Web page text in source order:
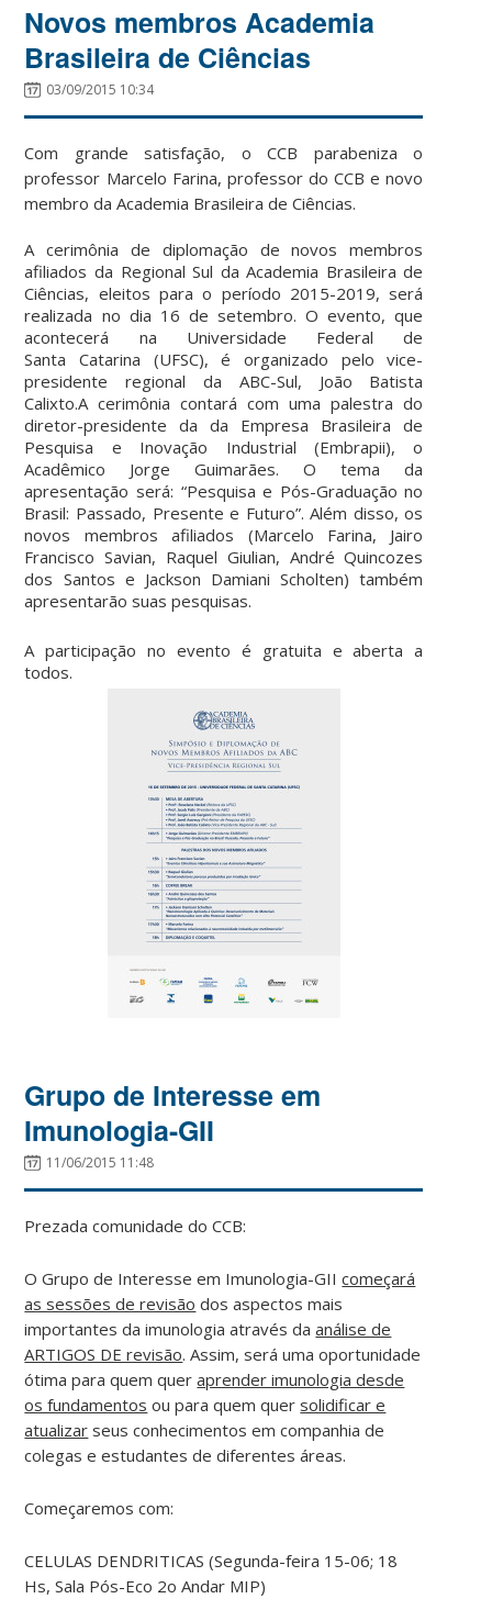
Novos membros Academia
Brasileira de Ciências
03/09/2015 10:34
Com grande satisfação, o CCB parabeniza o
professor Marcelo Farina, professor do CCB e novo
membro da Academia Brasileira de Ciências.
A cerimônia de diplomação de novos membros
afiliados da Regional Sul da Academia Brasileira de
Ciências, eleitos para o período 2015-2019, será
realizada no dia 16 de setembro. O evento, que
acontecerá na Universidade Federal de
Santa Catarina (UFSC), é organizado pelo vice-
presidente regional da ABC-Sul, João Batista
Calixto.A cerimônia contará com uma palestra do
diretor-presidente da da Empresa Brasileira de
Pesquisa e Inovação Industrial (Embrapii), o
Acadêmico Jorge Guimarães. O tema da
apresentação será: “Pesquisa e Pós-Graduação no
Brasil: Passado, Presente e Futuro”. Além disso, os
novos membros afiliados (Marcelo Farina, Jairo
Francisco Savian, Raquel Giulian, André Quincozes
dos Santos e Jackson Damiani Scholten) também
apresentarão suas pesquisas.
A participação no evento é gratuita e aberta a
todos.
Grupo de Interesse em
Imunologia-GII
11/06/2015 11:48
Prezada comunidade do CCB:
O Grupo de Interesse em Imunologia-GIIcomeçará
as sessões de revisão dos aspectos mais
importantes da imunologia através daanálise de
ARTIGOS DE revisão. Assim, será uma oportunidade
ótima para quem queraprender imunologia desde
os fundamentos ou para quem quersolidificar e
atualizar seus conhecimentos em companhia de
colegas e estudantes de diferentes áreas.
Começaremos com:
CELULAS DENDRITICAS (Segunda-feira 15-06; 18
Hs, Sala Pós-Eco 2o Andar MIP)